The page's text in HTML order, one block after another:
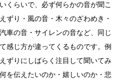
くらいで、必ず何らかの音が聞こ
ずり・風の音・木々のざわめき・
車の音・サイレンの音など、同じ
感じ方が違ってくるものです。例
ずりにしばらく注目して聞いてみ
を伝えたいのか・嬉しいのか・悲